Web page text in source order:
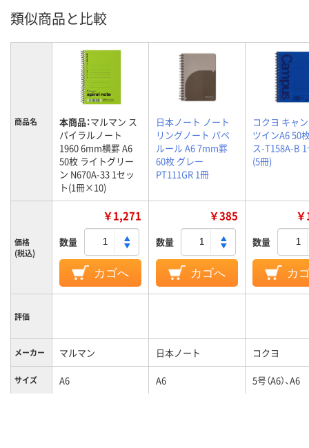
類似商品と比較
商品名 本商品：マルマン ス
パイラルノート
1960 6mm横罫 A6
50枚 ライトグリー
ン N670A-33 1セッ
ト(1冊×10)
日本ノート ノート
リングノート パペ
ルール A6 7mm罫
60枚 グレー
PT111GR 1冊
コクヨ キャ
ツインA6 50
ス-T158A-B
(5冊)
価格
(税込)
￥1,271
数量
カゴへ
￥385
数量
カゴへ
数量
カ
評価
メーカー マルマン 日本ノート コクヨ
サイズ A6 A6 5号（A6）、A6